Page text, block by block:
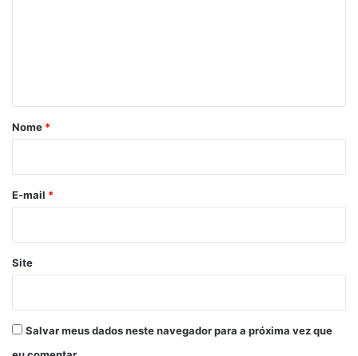
r
*
Nome *
E-mail *
Site
Salvar meus dados neste navegador para a próxima vez que